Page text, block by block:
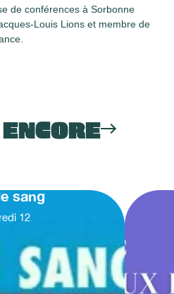
de conférences à Sorbonne
Louis Lions et membre de
sang
12